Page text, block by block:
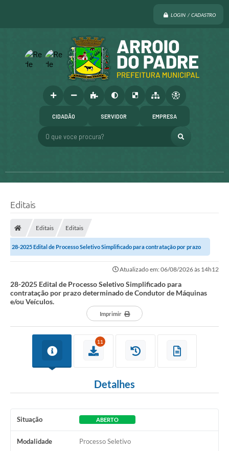
LOGIN / CADASTRO
O que voce procura?
CIDADÃO SERVIDOR EMPRESA
Editais
Editais Editais
28-2025 Edital de Processo Seletivo Simplificado para contratação por prazo
Atualizado em: 06/08/2026 às 14h12
28-2025 Edital de Processo Seletivo Simplificado para
contratação por prazo determinado de Condutor de Máquinas
e/ou Veículos.
Imprimir
11
Detalhes
Situação ABERTO
Modalidade Processo Seletivo